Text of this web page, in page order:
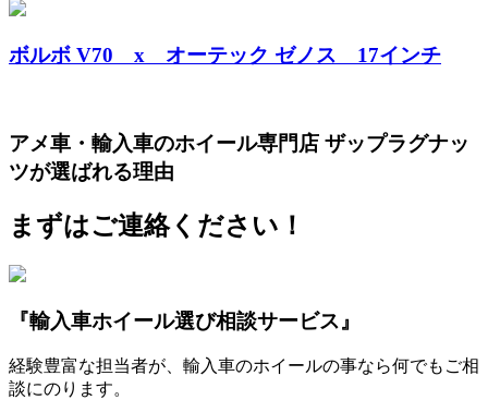
ボルボ V70 x オーテック ゼノス 17インチ
アメ車・輸入車のホイール専門店 ザップラグナッ
ツが選ばれる理由
まずはご連絡ください！
『輸入車ホイール選び相談サービス』
経験豊富な担当者が、輸入車のホイールの事なら何でもご相
談にのります。